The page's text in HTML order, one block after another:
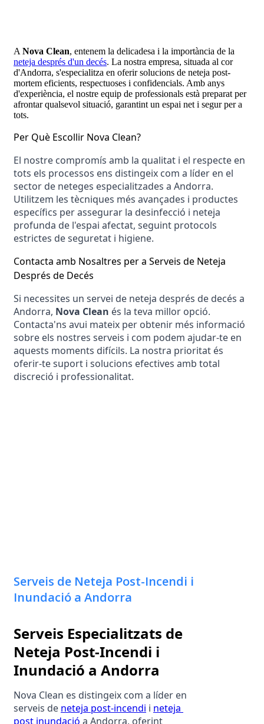
A Nova Clean, entenem la delicadesa i la importància de la
neteja després d'un decés. La nostra empresa, situada al cor
d'Andorra, s'especialitza en oferir solucions de neteja post-
mortem eficients, respectuoses i confidencials. Amb anys
d'experiència, el nostre equip de professionals està preparat per
afrontar qualsevol situació, garantint un espai net i segur per a
tots.
Per Què Escollir Nova Clean?
El nostre compromís amb la qualitat i el respecte en
tots els processos ens distingeix com a líder en el
sector de neteges especialitzades a Andorra.
Utilitzem les tècniques més avançades i productes
específics per assegurar la desinfecció i neteja
profunda de l'espai afectat, seguint protocols
estrictes de seguretat i higiene.
Contacta amb Nosaltres per a Serveis de Neteja
Després de Decés
Si necessites un servei de neteja després de decés a
Andorra, Nova Clean és la teva millor opció.
Contacta'ns avui mateix per obtenir més informació
sobre els nostres serveis i com podem ajudar-te en
aquests moments difícils. La nostra prioritat és
oferir-te suport i solucions efectives amb total
discreció i professionalitat.
Serveis de Neteja Post-Incendi i
Inundació a Andorra
Serveis Especialitzats de
Neteja Post-Incendi i
Inundació a Andorra
Nova Clean es distingeix com a líder en
serveis de neteja post-incendi i neteja
post inundació a Andorra, oferint